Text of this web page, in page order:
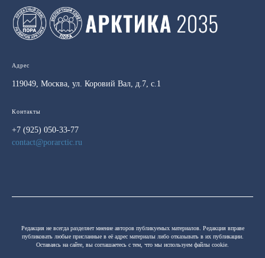
Адрес
119049, Москва, ул. Коровий Вал, д.7, с.1
Контакты
+7 (925) 050-33-77
contact@porarctic.ru
Редакция не всегда разделяет мнение авторов публикуемых материалов. Редакция вправе
публиковать любые присланные в её адрес материалы либо отказывать в их публикации.
Оставаясь на сайте, вы соглашаетесь с тем, что мы используем файлы cookie.